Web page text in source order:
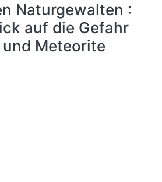
Naturgewalten :
auf die Gefahr
Meteorite